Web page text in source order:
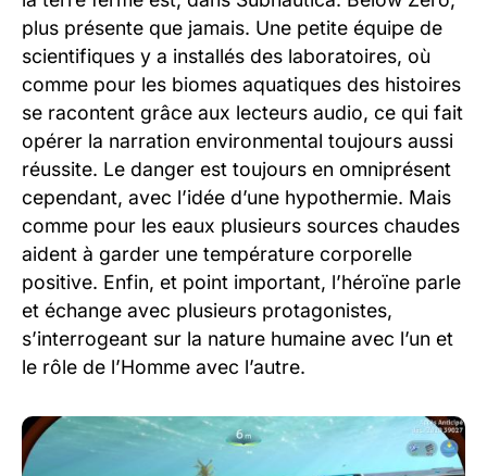
plus présente que jamais. Une petite équipe de
scientifiques y a installés des laboratoires, où
comme pour les biomes aquatiques des histoires
se racontent grâce aux lecteurs audio, ce qui fait
opérer la narration environmental toujours aussi
réussite. Le danger est toujours en omniprésent
cependant, avec l’idée d’une hypothermie. Mais
comme pour les eaux plusieurs sources chaudes
aident à garder une température corporelle
positive. Enfin, et point important, l’héroïne parle
et échange avec plusieurs protagonistes,
s’interrogeant sur la nature humaine avec l’un et
le rôle de l’Homme avec l’autre.